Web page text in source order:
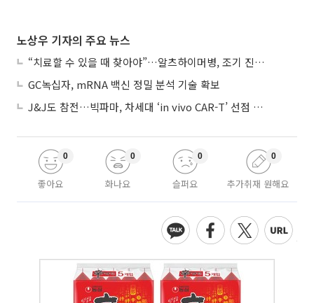
노상우 기자의 주요 뉴스
“치료할 수 있을 때 찾아야”…알츠하이머병, 조기 진단 중요성 커진다
GC녹십자, mRNA 백신 정밀 분석 기술 확보
J&J도 참전…빅파마, 차세대 ‘in vivo CAR-T’ 선점 경쟁 본격화
좋아요
0
화나요
0
슬퍼요
0
추가취재 원해요
0